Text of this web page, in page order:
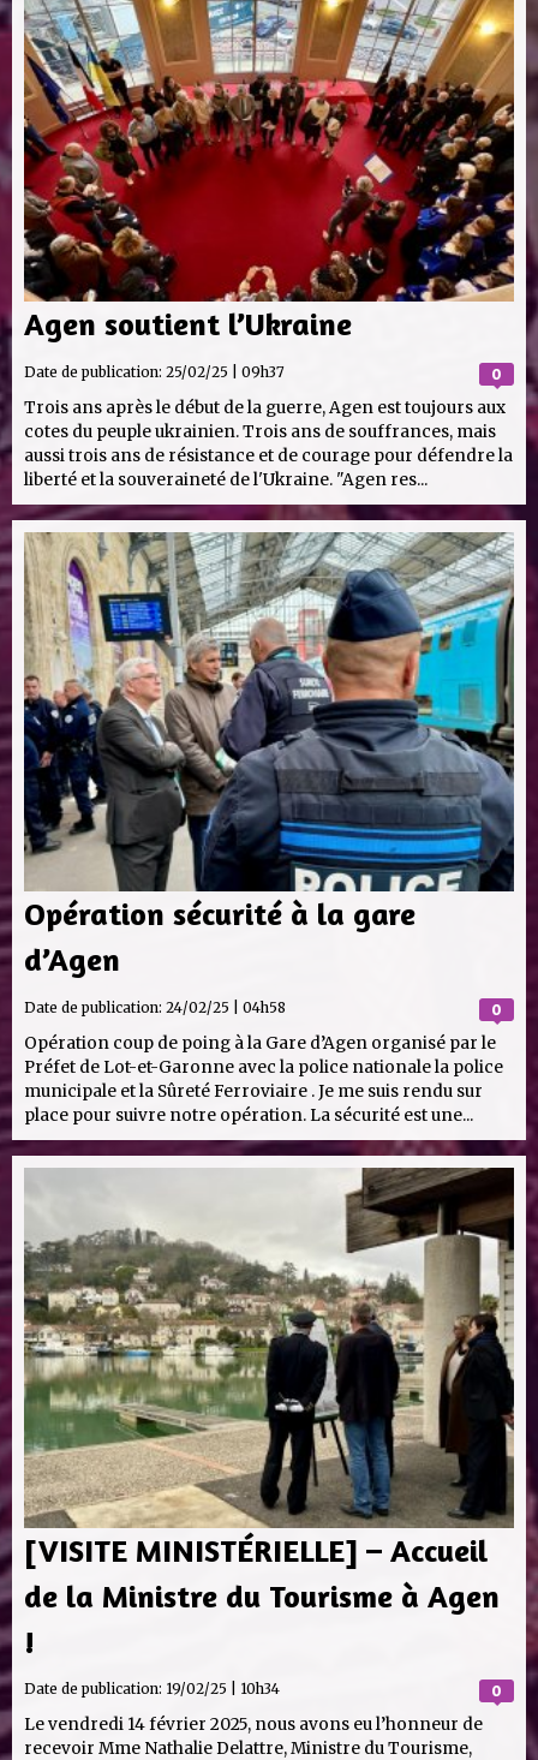
Agen soutient l’Ukraine
0
Date de publication: 25/02/25 | 09h37
Trois ans après le début de la guerre, Agen est toujours aux
cotes du peuple ukrainien. Trois ans de souffrances, mais
aussi trois ans de résistance et de courage pour défendre la
liberté et la souveraineté de l'Ukraine. "Agen res...
Opération sécurité à la gare
d’Agen
0
Date de publication: 24/02/25 | 04h58
Opération coup de poing à la Gare d’Agen organisé par le
Préfet de Lot-et-Garonne avec la police nationale la police
municipale et la Sûreté Ferroviaire . Je me suis rendu sur
place pour suivre notre opération. La sécurité est une...
[VISITE MINISTÉRIELLE] – Accueil
de la Ministre du Tourisme à Agen
!
0
Date de publication: 19/02/25 | 10h34
Le vendredi 14 février 2025, nous avons eu l’honneur de
recevoir Mme Nathalie Delattre, Ministre du Tourisme,